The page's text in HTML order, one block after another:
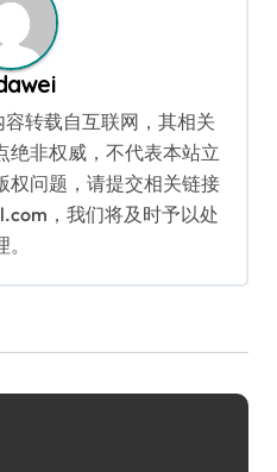
容转载自互联网，其相关
绝非权威，不代表本站立
权问题，请提交相关链接
，我们将及时予以处
。